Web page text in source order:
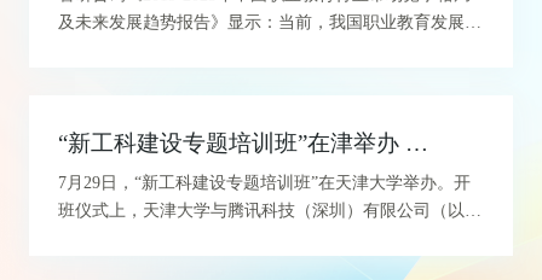
及未来发展趋势报告》显示：当前，我国职业教育发展规
“新工科建设专题培训班”在津举办 天津大学启动“新工科”建设
7月29日，“新工科建设专题培训班”在天津大学举办。开
班仪式上，天津大学与腾讯科技（深圳）有限公司（以下